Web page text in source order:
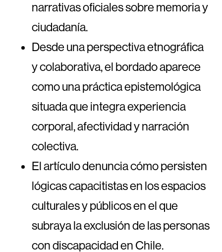
narrativas oficiales sobre memoria y
ciudadanía.
Desde una perspectiva etnográfica
y colaborativa, el bordado aparece
como una práctica epistemológica
situada que integra experiencia
corporal, afectividad y narración
colectiva.
El artículo denuncia cómo persisten
lógicas capacitistas en los espacios
culturales y públicos en el que
subraya la exclusión de las personas
con discapacidad en Chile.